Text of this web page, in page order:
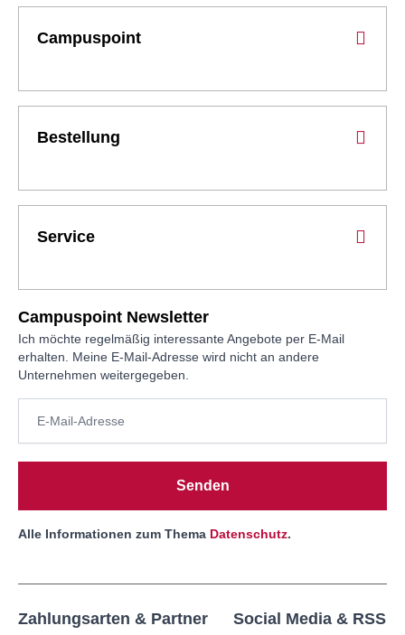
Campuspoint
Bestellung
Service
Campuspoint Newsletter
Ich möchte regelmäßig interessante Angebote per E-Mail
erhalten. Meine E-Mail-Adresse wird nicht an andere
Unternehmen weitergegeben.
Senden
Alle Informationen zum Thema Datenschutz.
Zahlungsarten & Partner Social Media & RSS